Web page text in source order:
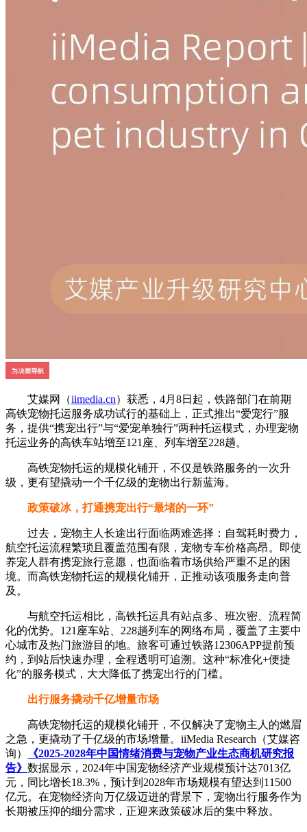
艾媒网（iimedia.cn）获悉，4月8日起，铁路部门在前期
高铁宠物托运服务成功试行的基础上，正式推出“爱宠行”服
务，提供“携宠出行”与“爱宠单独行”两种托运模式，办理宠物
托运业务的高铁车站增至121座、列车增至228趟。
高铁宠物托运的规模化铺开，不仅是铁路服务的一次升
级，更有望撬动一个千亿级的宠物出行新蓝海。
政策破冰，打通携宠出行“最堵的一环”
过去，宠物主人长途出行面临两难选择：自驾耗时费力，
航空托运流程繁琐且覆盖范围有限，宠物专车价格高昂。即使
养宠人群有携宠旅行意愿，也面临着市场供给严重不足的困
境。而高铁宠物托运的规模化铺开，正推动该项服务走向普
及。
与航空托运相比，高铁托运具有站点多、班次密、流程简
化的优势。121座车站、228趟列车的网络布局，覆盖了主要中
心城市及热门旅游目的地。旅客可通过铁路12306APP提前预
约，到站后快速办理，全程透明可追溯。这种“标准化+便捷
化”的服务模式，大大降低了携宠出行的门槛。
出行服务撬动千亿增量市场
高铁宠物托运的规模化铺开，不仅解决了宠物主人的燃眉
之急，更撬动了千亿级的市场增量。iiMedia Research（艾媒咨
询）
《2025-2028年中国情绪消费与宠物产业生态商机研究报
告》 数据显示，2024年中国宠物经济产业规模预计达7013亿
元，同比增长18.3%，预计到2028年市场规模有望达到11500
亿元。在宠物经济向万亿级迈进的背景下，宠物出行服务作为
长期被压抑的细分需求，正迎来政策破冰后的集中释放。